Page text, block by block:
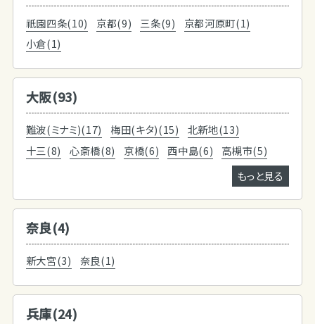
祇園四条(10) 京都(9) 三条(9)
京都河原町(1)
小倉(1)
大阪(93)
難波(ミナミ)(17) 梅田(キタ)(15)
北新地(13)
十三(8)
心斎橋(8) 京橋(6) 西中島(6)
高槻市(5)
もっと見る
奈良(4)
新大宮(3) 奈良(1)
兵庫(24)